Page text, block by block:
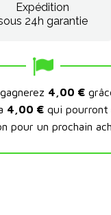
Expédition
24h garantie
4,00 €
4,00 € qui pourront
pour un prochain